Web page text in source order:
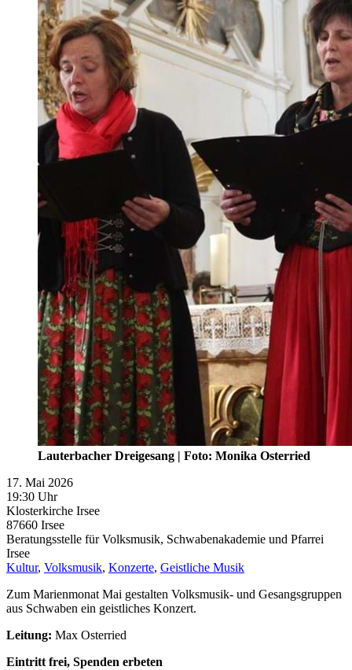
Lauterbacher Dreigesang | Foto: Monika Osterried
17. Mai 2026
19:30 Uhr
Klosterkirche Irsee
87660 Irsee
Beratungsstelle für Volksmusik, Schwabenakademie und Pfarrei
Irsee
Kultur, Volksmusik, Konzerte, Geistliche Musik
Zum Marienmonat Mai gestalten Volksmusik- und Gesangsgruppen
aus Schwaben ein geistliches Konzert.
Leitung: Max Osterried
Eintritt frei, Spenden erbeten